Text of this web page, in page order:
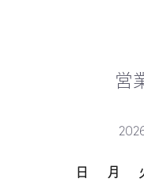
営
日 月